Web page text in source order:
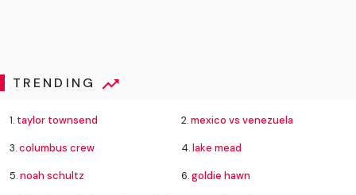
TRENDING
1. taylor townsend 2.mexico vs venezuela
3.columbus crew 4.lake mead
5.noah schultz 6.goldie hawn